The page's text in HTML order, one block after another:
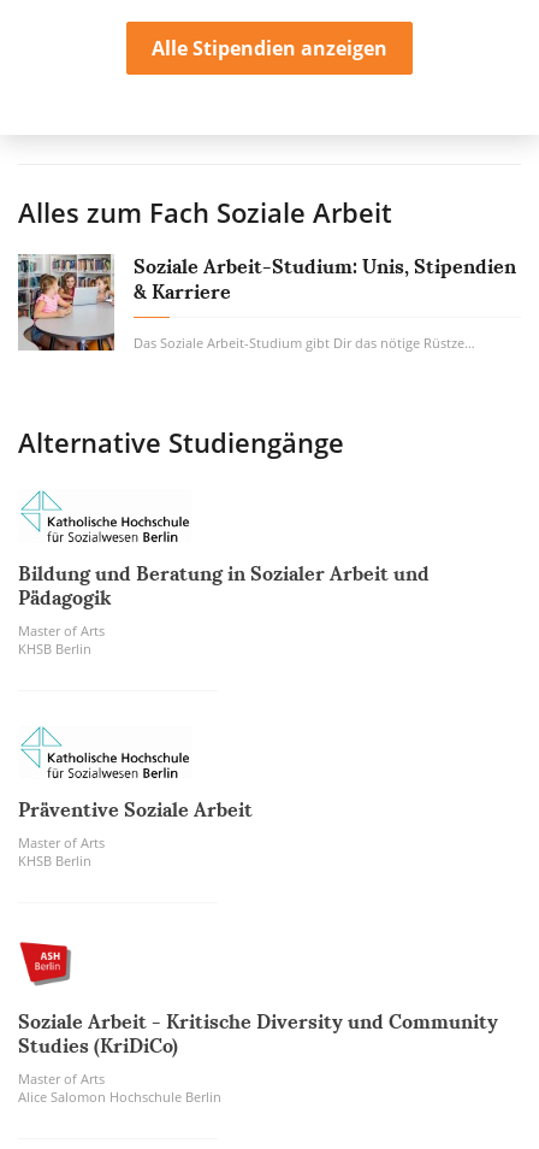
Alle Stipendien anzeigen
Alles zum Fach Soziale Arbeit
Soziale Arbeit-Studium: Unis, Stipendien
& Karriere
Das Soziale Arbeit-Studium gibt Dir das nötige Rüstzeug zur Hand, um Menschen in Notlagen...
Alternative Studiengänge
Bildung und Beratung in Sozialer Arbeit und
Pädagogik
Master of Arts
KHSB Berlin
Präventive Soziale Arbeit
Master of Arts
KHSB Berlin
Soziale Arbeit - Kritische Diversity und Community
Studies (KriDiCo)
Master of Arts
Alice Salomon Hochschule Berlin